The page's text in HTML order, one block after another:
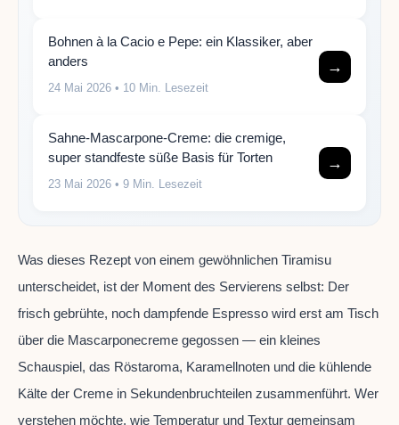
Bohnen à la Cacio e Pepe: ein Klassiker, aber
anders
24 Mai 2026 • 10 Min. Lesezeit
→
Sahne-Mascarpone-Creme: die cremige,
super standfeste süße Basis für Torten
23 Mai 2026 • 9 Min. Lesezeit
→
Was dieses Rezept von einem gewöhnlichen Tiramisu
unterscheidet, ist der Moment des Servierens selbst: Der
frisch gebrühte, noch dampfende Espresso wird erst am Tisch
über die Mascarponecreme gegossen — ein kleines
Schauspiel, das Röstaroma, Karamellnoten und die kühlende
Kälte der Creme in Sekundenbruchteilen zusammenführt. Wer
verstehen möchte, wie Temperatur und Textur gemeinsam